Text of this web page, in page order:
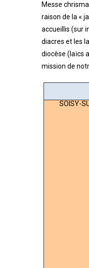
Messe
raison de la «
accueillis (sur
diacres et les
diocèse (laïcs
mission de
SOISY-